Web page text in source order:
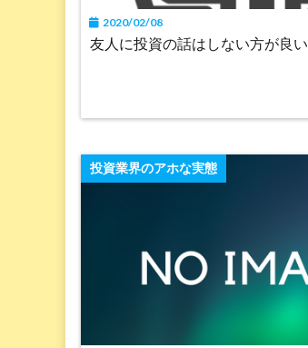
2020/02/08
友人に投資の話はしない方が良い
投資業界のアホな実態